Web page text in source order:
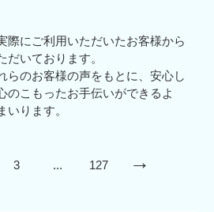
際にご利用いただいたお客様から
だいております。
らのお客様の声をもとに、安心し
のこもったお手伝いができるよ
いります。
3 ... 127 →